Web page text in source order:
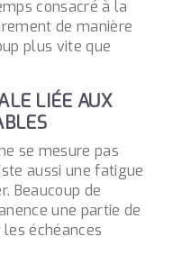
consacré à la
de manière
plus vite que
LIÉE AUX
se mesure pas
aussi une fatigue
Beaucoup de
une partie de
échéances